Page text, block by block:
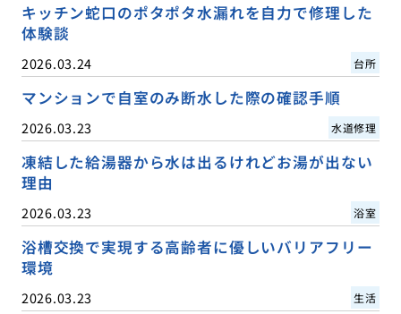
キッチン蛇口のポタポタ水漏れを自力で修理した
体験談
2026.03.24 台所
マンションで自室のみ断水した際の確認手順
2026.03.23 水道修理
凍結した給湯器から水は出るけれどお湯が出ない
理由
2026.03.23 浴室
浴槽交換で実現する高齢者に優しいバリアフリー
環境
2026.03.23 生活